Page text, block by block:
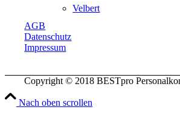
Velbert
Haan
AGB
Datenschutz
Impressum
Copyright © 2018 BESTpro
Nach oben scrollen